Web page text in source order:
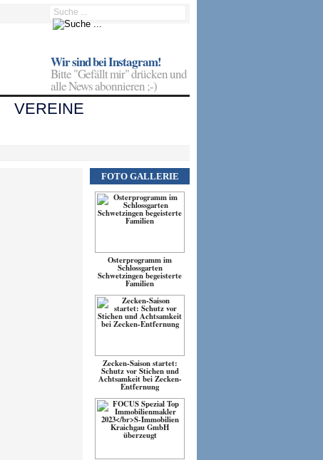
Wir sind bei Instagram!
Bitte "Gefällt mir" drücken und
alle News abonnieren ;-)
VEREINE
FOTO GALLERIE
Osterprogramm im
Schlossgarten
Schwetzingen begeisterte
Familien
Zecken-Saison startet:
Schutz vor Stichen und
Achtsamkeit bei Zecken-
Entfernung